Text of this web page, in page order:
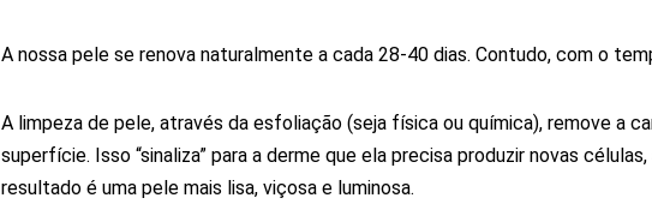
A nossa pele se renova naturalmente a cada 28-40 dias. Contudo, com o
A limpeza de pele, através da esfoliação (seja física ou química), remove a
superfície. Isso “sinaliza” para a derme que ela precisa produzir novas
resultado é uma pele mais lisa, viçosa e luminosa.